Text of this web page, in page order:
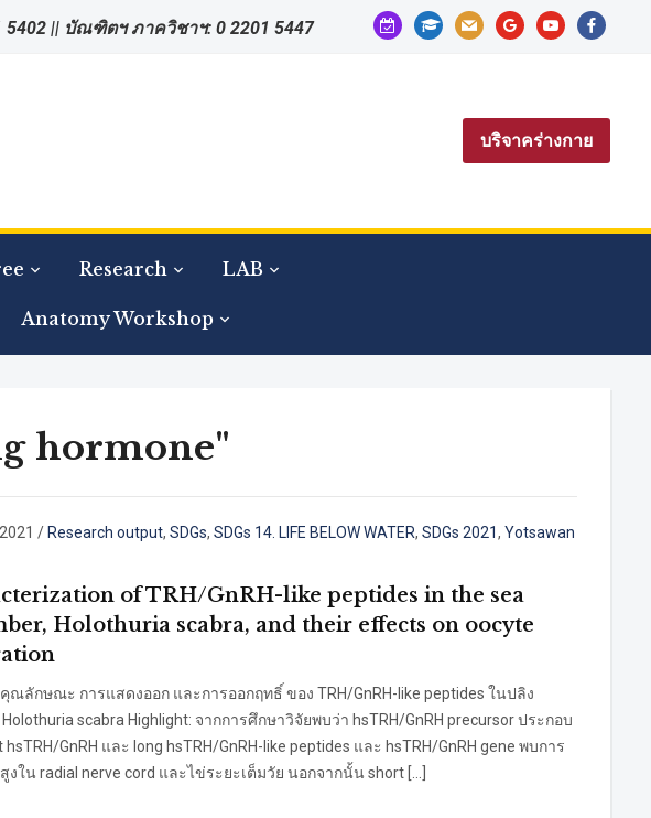
calendar-
check-
graduation-
cap
mail googleyoutubefacebook
5402 || บัณฑิตฯ ภาควิชาฯ: 0 2201 5447
บริจาคร่างกาย
Research LAB
Anatomy Workshop
hormone"
/Research output,SDGs,SDGs 14. LIFE BELOW WATER,SDGs 2021,Yotsawan
of TRH/GnRH-like peptides in the sea
Holothuria scabra, and their effects on oocyte
ณลักษณะ การแสดงออก และการออกฤทธิ์ ของ TRH/GnRH-like peptides ในปลิง
scabra Highlight: จากการศึกษาวิจัยพบว่า hsTRH/GnRH precursor ประกอบ
hsTRH/GnRH และ long hsTRH/GnRH-like peptides และ hsTRH/GnRH gene พบการ
งใน radial nerve cord และไข่ระยะเต็มวัย นอกจากนั้น short […]